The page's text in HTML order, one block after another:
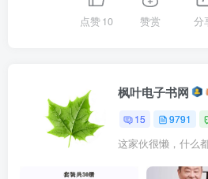
点赞10 赞赏 分
枫叶电子书网
15 9791
这家伙很懒，什么